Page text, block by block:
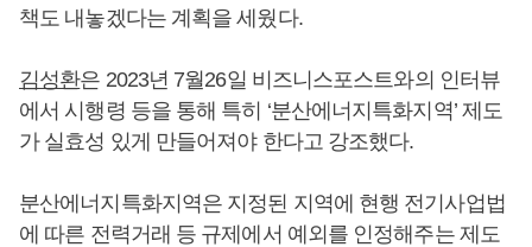
책도 내놓겠다는 계획을 세웠다.
김성환은 2023년 7월26일 비즈니스포스트와의 인터뷰
에서 시행령 등을 통해 특히 ‘분산에너지특화지역’ 제도
가 실효성 있게 만들어져야 한다고 강조했다.
분산에너지특화지역은 지정된 지역에 현행 전기사업법
에 따른 전력거래 등 규제에서 예외를 인정해주는 제도